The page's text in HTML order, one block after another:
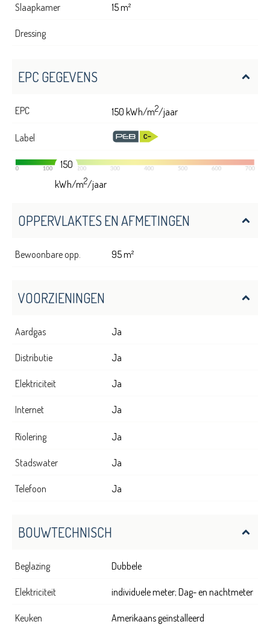
Slaapkamer 15 m²
Dressing
EPC GEGEVENS
EPC 150 kWh/m2/jaar
Label
150
kWh/m2/jaar
OPPERVLAKTES EN AFMETINGEN
Bewoonbare opp. 95 m²
VOORZIENINGEN
Aardgas Ja
Distributie Ja
Elektriciteit Ja
Internet Ja
Riolering Ja
Stadswater Ja
Telefoon Ja
BOUWTECHNISCH
Beglazing Dubbele
Elektriciteit individuele meter; Dag- en nachtmeter
Keuken Amerikaans geïnstalleerd